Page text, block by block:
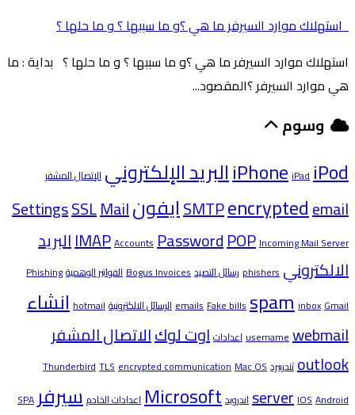
استهلاك موارد السيرفر ما هي ؟و ما سببها ؟ و ما حلها ؟
استهلاك موارد السيرفر ما هي ؟و ما سببها ؟ و ما حلها ؟ بداية : ما
هي موارد السيرفر ؟المقصود...
وسوم
iPhoneiPadiPod البريد الإلكتروني الإتصال المشفر
SMTPencryptedemail ايفون SettingsSSLMail
IMAPAccountsPasswordPOPIncoming Mail Server
البريد
الالكتروني phishers رسائل التصيدBogus Invoicesالفواتير الوهميةPhishing
emailsFake billsspaminboxGmail الرسائل الالكترونيةhotmailانشاء
usernamewebmail اعداداتاوت لوكالاتصال المشفر
outlookثندربيرد ThunderbirdTLSencrypted communicationMac OS
serverIOSAndroid اندرويدMicrosoftاعدادات الخادمسيرفرSPA